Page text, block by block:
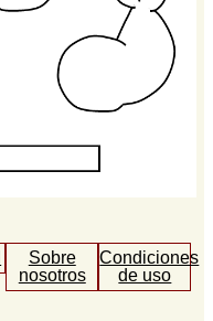
Sobre
nosotros
Condiciones
de uso